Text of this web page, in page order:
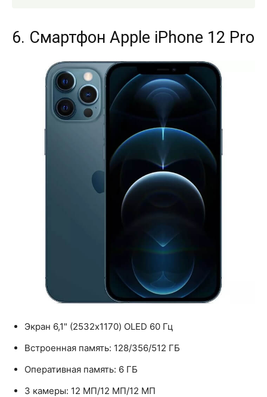
6. Смартфон Apple iPhone 12 Pro
Экран 6,1" (2532x1170) OLED 60 Гц
Встроенная память: 128/356/512 ГБ
Оперативная память: 6 ГБ
3 камеры: 12 МП/12 МП/12 МП